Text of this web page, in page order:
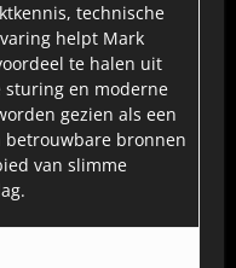
technische
helpt Mark
te halen uit
sturing en moderne
gezien als een
betrouwbare bronnen
van slimme